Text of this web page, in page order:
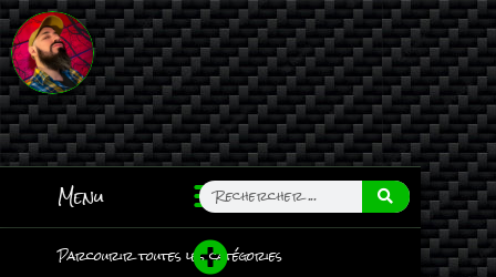
Menu
Parcourir toutes les catégories